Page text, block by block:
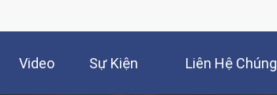
Video Sự Kiện Liên Hệ Chúng